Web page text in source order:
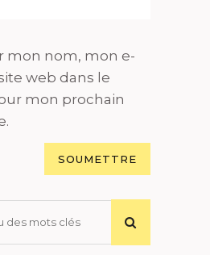
mon nom, mon e-
web dans le
mon prochain